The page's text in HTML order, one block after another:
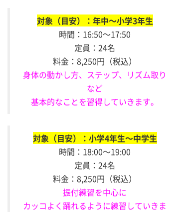
対象（目安）：年中～小学3年生
時間：16:50～17:50
定員：24名
料金：8,250円（税込）
身体の動かし方、ステップ、リズム取り
など
基本的なことを習得していきます。
対象（目安）
：小学4年生～中学生
時間：18:00～19:00
定員：24名
料金：8,250円（税込）
振付練習を中心に
カッコよく踊れるように練習していきま